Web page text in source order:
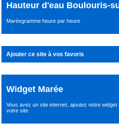
Hauteur d'eau Boulouris-
Maréegramme heure par heure
Ajouter ce site à vos favoris
Widget Marée
Vous avez un site internet,ajoutez notre
votre site